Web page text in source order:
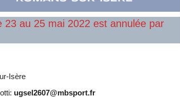
23 au 25 mai 2022 est annulée par
Isère
ugsel2607@mbsport.fr